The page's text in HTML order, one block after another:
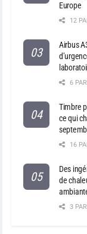
Europe
12
Airbus
6
Timbre
ce qui
16
Des
de
3